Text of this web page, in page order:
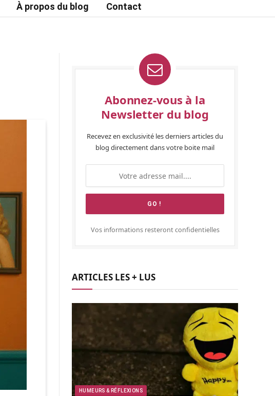
À propos du blog Contact
Abonnez-vous à la
Newsletter du blog
Recevez en exclusivité les derniers articles du
blog directement dans votre boite mail
Vos informations resteront confidentielles
ARTICLES LES + LUS
HUMEURS & RÉFLEXIONS